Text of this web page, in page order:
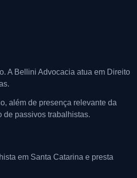
A Bellini Advocacia atua em Direito
além de presença relevante da
de passivos trabalhistas.
em Santa Catarina e presta